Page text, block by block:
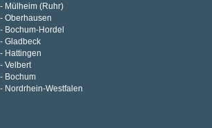
Mülheim (Ruhr)
Oberhausen
Bochum-Hordel
Gladbeck
Hattingen
Velbert
Bochum
Nordrhein-Westfalen